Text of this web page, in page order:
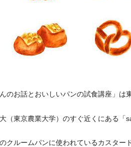
んのお話とおいしいパンの試食講座」は
（東京農業大学）のすぐ近くにある「
クルームパンに使われているカスタ